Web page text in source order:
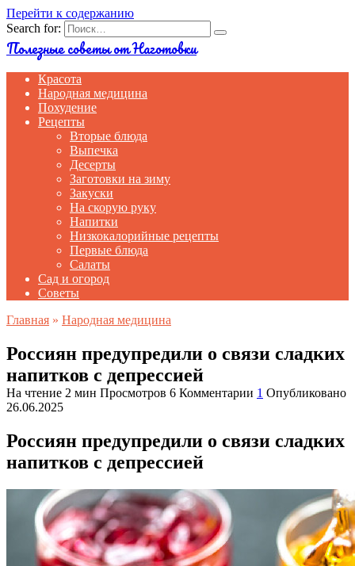
Перейти к содержанию
Search for:
Полезные советы от Наготовки
Красота
Народная медицина
Похудение
Рецепты
Вторые блюда
Выпечка
Десерты
Заготовки на зиму
Закуски
На скорую руку
Напитки
Низкокалорийные рецепты
Первые блюда
Салаты
Сад и огород
Советы
Главная » Народная медицина
Россиян предупредили о связи сладких
напитков с депрессией
На чтение 2 мин Просмотров 6 Комментарии 1 Опубликовано
26.06.2025
Россиян предупредили о связи сладких
напитков с депрессией